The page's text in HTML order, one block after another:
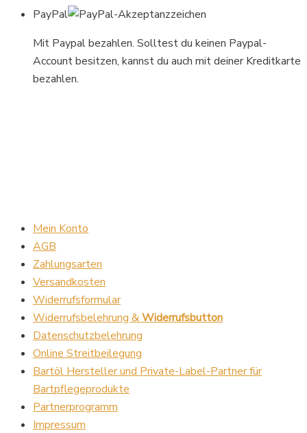
PayPal
Mit Paypal bezahlen. Solltest du keinen Paypal-
Account besitzen, kannst du auch mit deiner Kreditkarte
bezahlen.
Mein Konto
AGB
Zahlungsarten
Versandkosten
Widerrufsformular
Widerrufsbelehrung &Widerrufsbutton
Datenschutzbelehrung
Online Streitbeilegung
Bartöl Hersteller und Private-Label-Partner für
Bartpflegeprodukte
Partnerprogramm
Impressum